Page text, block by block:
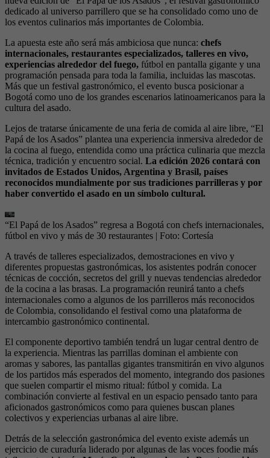
dedicado al universo parrillero que se ha consolidado como uno de
los eventos culinarios más importantes de Colombia.
La apuesta este año será más ambiciosa que nunca: chefs
internacionales, restaurantes especializados, talleres en vivo,
experiencias alrededor del fuego, fútbol en pantalla gigante y una
programación pensada para toda la familia, incluidas las mascotas.
Más que un festival gastronómico, el evento busca posicionar a
Bogotá como uno de los grandes escenarios latinoamericanos para la
cultura del asado.
Lejos de tratarse únicamente de una feria de comida al aire libre, “El
Papá de los Asados” plantea una experiencia inmersiva alrededor de
la cocina al fuego, entendida como una práctica culinaria que mezcla
técnica, tradición y encuentro social. La edición 2026 contará con
invitados de Estados Unidos, Argentina y Brasil, países
reconocidos mundialmente por sus tradiciones parrilleras y por
haber convertido el asado en un símbolo cultural.
“El Papá de los Asados” regresa a Bogotá con chefs internacionales,
fútbol en vivo y más de 30 restaurantes | Foto: Cortesía
A través de talleres especializados, demostraciones en vivo y
diferentes propuestas gastronómicas, los asistentes podrán conocer
técnicas de cocción, secretos del grill y nuevas tendencias alrededor
de la cocina a las brasas. La programación reunirá tanto a chefs
internacionales como a algunos de los parrilleros más reconocidos
de Colombia, consolidando el festival como una plataforma de
intercambio gastronómico continental.
El componente deportivo también tendrá un lugar central dentro de
la experiencia. Mientras las parrillas dominan el ambiente con
aromas y sabores, las pantallas gigantes transmitirán en vivo algunos
de los partidos más esperados del momento, integrando dos pasiones
que suelen compartir el mismo ritual: fútbol y comida. La
combinación convierte al festival en un espacio pensado tanto para
aficionados gastronómicos como para quienes buscan planes
colectivos y experiencias urbanas al aire libre.
Detrás de la selección gastronómica del evento existe además un
ejercicio de curaduría liderado por algunas de las voces foodie más